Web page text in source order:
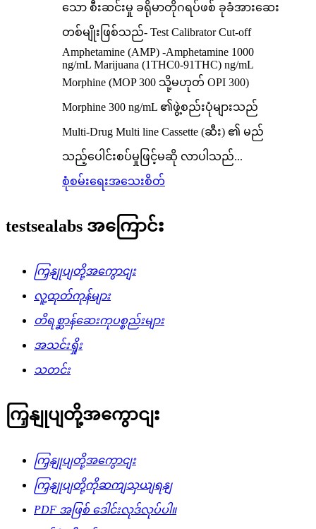
သော စီးဆင်းမှု ခရိုမာတိုဂရပ်ဖစ် ခုခံအားဆေး
တစ်မျိုးဖြစ်သည်- Test Calibrator Cut-off
Amphetamine (AMP) -Amphetamine 1000
ng/mL Marijuana (1THC0-91THC) ng/mL
Morphine (MOP 300 သို့မဟုတ် OPI 300)
Morphine 300 ng/mL ၏ဖွဲ့စည်းပုံများသည်
Multi-Drug Multi line Cassette (ဆီး) ၏ မည်
သည့်ပေါင်းစပ်မှုဖြင့်မဆို လာပါသည်...
စုံစမ်းရေးအသေးစိတ်
testsealabs အကြောင်း
ကြှနျုပျတို့အကွောငျး
လူ့ထုတ်ကုန်များ
တိရစ္ဆာန်ဆေးကုပစ္စည်းများ
အသင်းရှိုး
သတင်း
ကြှနျုပျတို့အကွောငျး
ကြှနျုပျတို့အကွောငျး
ကြှနျုပျတို့ကိုဆကျသှယျရနျ
PDF အဖြစ် ဒေါင်းလုဒ်လုပ်ပါ။